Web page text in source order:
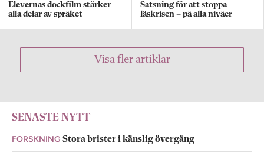
Elevernas dockfilm stärker
alla delar av språket
Satsning för att stoppa
läskrisen – på alla nivåer
Visa fler artiklar
SENASTE NYTT
FORSKNING Stora brister i känslig övergång